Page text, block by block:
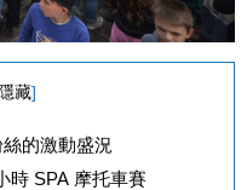
隱藏]
的激動盛況
時 SPA 摩托車賽